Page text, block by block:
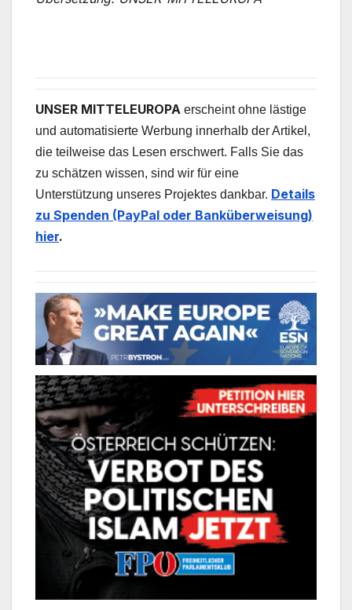
UNSER MITTELEUROPA erscheint ohne lästige
und automatisierte Werbung innerhalb der Artikel,
die teilweise das Lesen erschwert. Falls Sie das
zu schätzen wissen, sind wir für eine
Unterstützung unseres Projektes dankbar. Details
zu Spenden (PayPal oder Banküberweisung)
hier.